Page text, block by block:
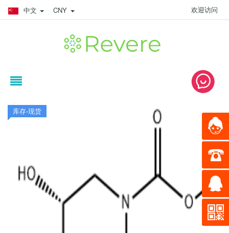
中文 CNY 欢迎访问
库存-现货